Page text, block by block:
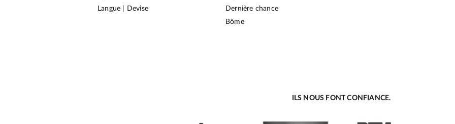
Langue | Devise
Dernière chance
Bōme
ILS NOUS FONT CONFIANCE.